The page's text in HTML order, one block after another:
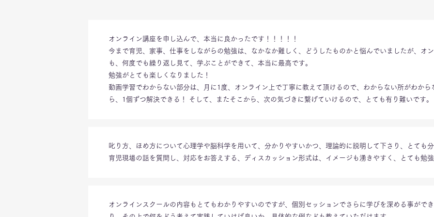
オンライン講座を申し込んで、本当に良かったです！！！！！
今まで育児、家事、仕事をしながらの勉強は、なかなか難しく、どうしたものかと悩んでいましたが、オ
も、何度でも繰り返し見て、学ぶことができて、本当に最高です。
勉強がとても楽しくなりました！
動画学習でわからない部分は、月に1度、オンライン上で丁寧に教えて頂けるので、わからない所がわか
ら、1個ずつ解決できる！ そして、またそこから、次の気づきに繋げていけるので、とても有り難いです。
叱り方、ほめ方について心理学や脳科学を用いて、分かりやすいかつ、理論的に説明して下さり、とても
育児現場の話を質問し、対応をお答えする、ディスカッション形式は、イメージも湧きやすく、とても勉
オンラインスクールの内容もとてもわかりやすいのですが、個別セッションでさらに学びを深める事がで